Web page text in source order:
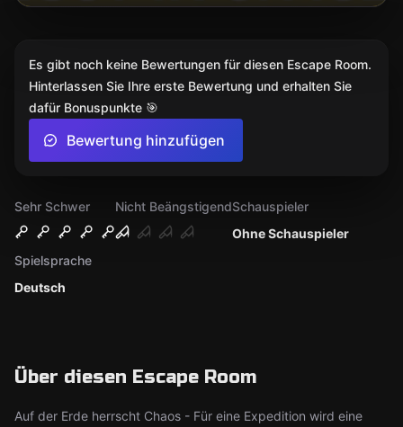
Sehr Schwer
Nicht Beängstigend
Ohne Schauspieler
Schauspieler
Deutsch
Spielsprache
Über diesen Escape Room
Auf der Erde herrscht Chaos - Für eine Expedition wird eine
Es gibt noch keine Bewertungen für diesen Escape Room.
Hinterlassen Sie Ihre erste Bewertung und erhalten Sie
dafür Bonuspunkte 🎯
Bewertung hinzufügen